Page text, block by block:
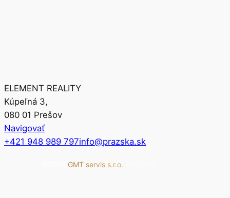
ELEMENT REALITY
Kúpeľná 3,
080 01 Prešov
Navigovať
+421 948 989 797info@prazska.sk
GMT servis s.r.o.